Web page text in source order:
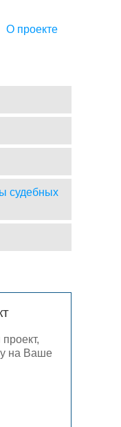
О проекте
судебных
на Ваше